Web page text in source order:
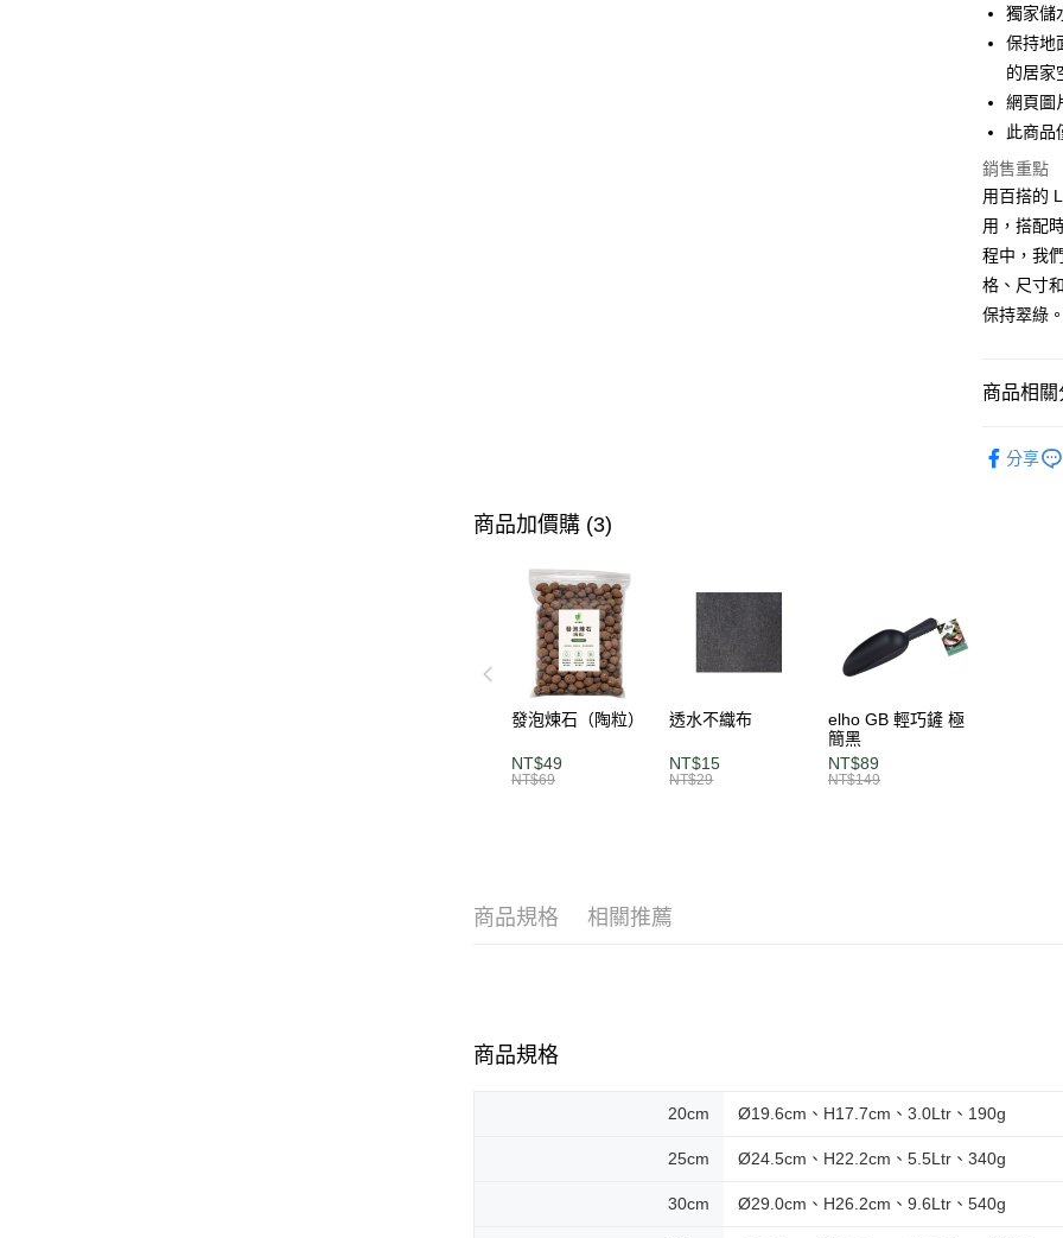
街口支付
悠遊付
AFTEE先
相關說明
【關於「
AFTEE先
便利好安
１．簡單
２．便利
３．安心
【「
３．收到
絡購買商
是否繳費
ATM付款
運送方式
單筆滿
每筆
獨家儲
保持地
的居家
網頁圖
此商品
銷售重點
用百搭的
用，搭配
程中，我
格、尺寸
保持翠綠。
商品相關
分享
商品加價購 (3)
發泡煉石（陶粒）
NT$49
NT$69
透水不織布
NT$15
NT$29
elho GB 輕巧鏟 極
簡黑
NT$89
NT$149
商品規格 相關推薦
商品規格
20cm Ø19.6cm、H17.7cm、3.0Ltr、190g
25cm Ø24.5cm、H22.2cm、5.5Ltr、340g
30cm Ø29.0cm、H26.2cm、9.6Ltr、540g